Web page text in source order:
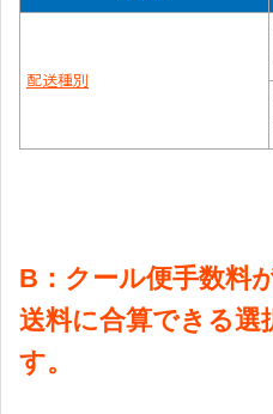
配送種別
B：クール便手数料
送料に合算できる選
す。